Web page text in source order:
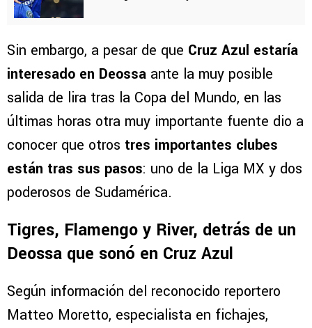
Sin embargo, a pesar de que Cruz Azul estaría
interesado en Deossa ante la muy posible
salida de lira tras la Copa del Mundo, en las
últimas horas otra muy importante fuente dio a
conocer que otros tres importantes clubes
están tras sus pasos: uno de la Liga MX y dos
poderosos de Sudamérica.
Tigres, Flamengo y River, detrás de un
Deossa que sonó en Cruz Azul
Según información del reconocido reportero
Matteo Moretto, especialista en fichajes,